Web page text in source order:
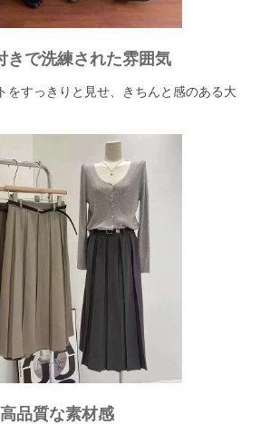
きで洗練された雰囲気
をすっきりと見せ、きちんと感のある大
高品質な素材感